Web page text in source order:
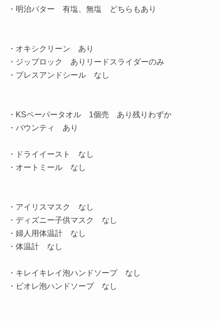
・明治バター 有塩、無塩 どちらもあり
・オキシクリーン あり
・ジップロック ありリードスライダーのみ
・プレスアンドシール なし
・KSペーパータオル 1個売 あり残りわずか
・バウンティ あり
・ドライイースト なし
・オートミール なし
・アイリスマスク なし
・ディズニー子供マスク なし
・婦人用体温計 なし
・体温計 なし
・キレイキレイ泡ハンドソープ なし
・ビオレ泡ハンドソープ なし